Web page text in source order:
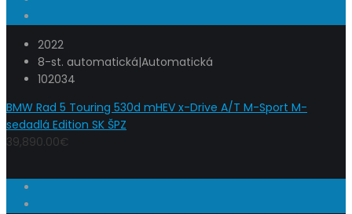
2022
8-st. automatická|Automatická
102034
BMW Rad 5 Touring 530d mHEV x-Drive A/T M-Sport M-
sedadlá Edition SK ŠPZ
39,890.00€